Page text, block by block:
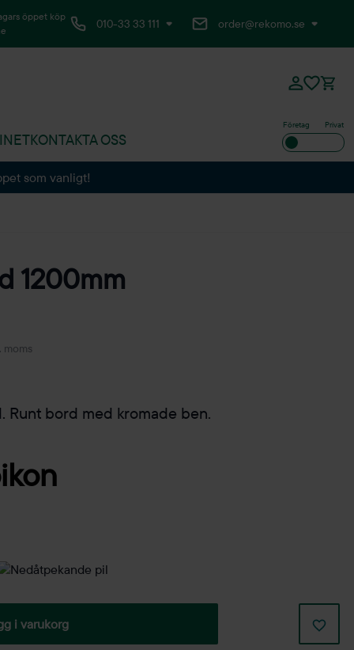
öppet köp
010-33 33 111 order@rekomo.se
KONTAKTA OSS
Företag Privat
som vanligt!
1200mm
moms
Runt bord med kromade ben.
i varukorg